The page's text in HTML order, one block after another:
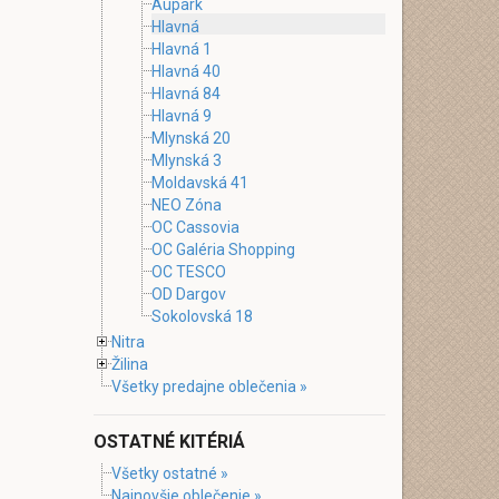
Aupark
Hlavná
Hlavná 1
Hlavná 40
Hlavná 84
Hlavná 9
Mlynská 20
Mlynská 3
Moldavská 41
NEO Zóna
OC Cassovia
OC Galéria Shopping
OC TESCO
OD Dargov
Sokolovská 18
Nitra
Žilina
Všetky predajne oblečenia »
OSTATNÉ KITÉRIÁ
Všetky ostatné »